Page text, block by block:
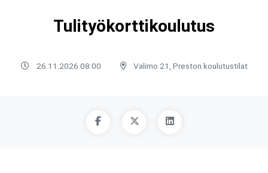
Tulityökorttikoulutus
26.11.2026 08:00 Valimo 21, Preston koulutustilat